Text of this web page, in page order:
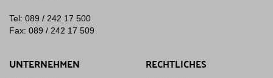
Tel: 089 / 242 17 500
Fax: 089 / 242 17 509
UNTERNEHMEN RECHTLICHES